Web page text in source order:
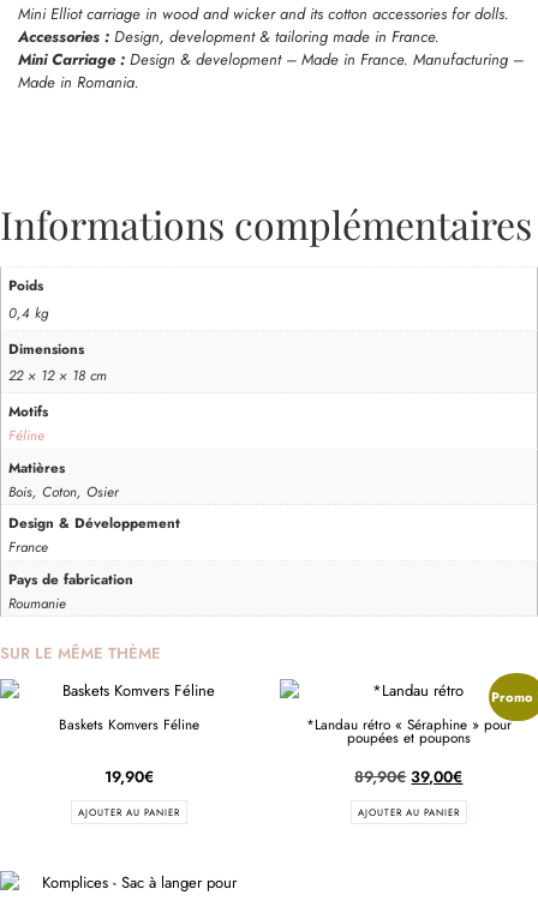
Mini Elliot carriage in wood and wicker and its cotton accessories for dolls.
Accessories : Design, development & tailoring made in France.
Mini Carriage : Design & development – Made in France. Manufacturing –
Made in Romania.
Informations complémentaires
Poids
0,4 kg
Dimensions
22 × 12 × 18 cm
Motifs
Féline
Matières
Bois, Coton, Osier
Design & Développement
France
Pays de fabrication
Roumanie
SUR LE MÊME THÈME
Baskets Komvers Féline
19,90€
AJOUTER AU PANIER
Promo
*Landau rétro « Séraphine » pour
poupées et poupons
89,90€ 39,00€
AJOUTER AU PANIER